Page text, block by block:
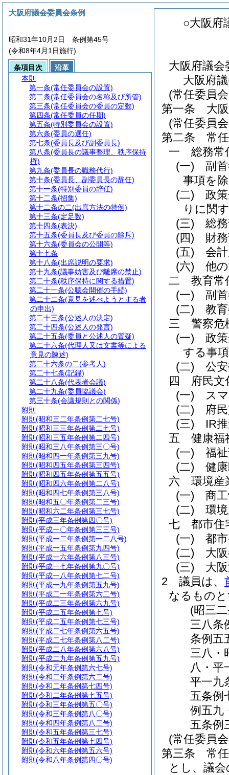
○大阪府
大阪府議
大阪府
(常任委員
第一条
大
(常任委員
第二条
常
一
総務常
(一)
副
事項を
(二)
政
りに関
(三)
総
(四)
財
(五)
会
(六)
他
二
教育常
(一)
副
(二)
教
三
警察危
(一)
政
する事項
(二)
公
四
府民文
(一)
ス
(二)
府
(三)
IR
五
健康福
(一)
福
(二)
健
六
環境産
(一)
商
(二)
環
七
都市住
(一)
都
(二)
大
(三)
大
2
議員は、
なるもの
(昭三
三八条
条例五
三八・
八・平
平一九
五条例
例五九
五条例
(常任委員
第三条
常
とし、議
大阪府議会委員会条例
昭和31年10月2日 条例第45号
(令和8年4月1日施行)
条項目次
沿革
本則
第一条(常任委員会の設置)
第二条(常任委員会の名称及び所管)
第三条(常任委員会の委員の定数)
第四条(常任委員の任期)
第五条(特別委員会の設置)
第六条(委員の選任)
第七条(委員長及び副委員長)
第八条(委員長の議事整理、秩序保持
権)
第九条(委員長の職務代行)
第十条(委員長、副委員長の辞任)
第十一条(特別委員の辞任)
第十二条(招集)
第十二条の二(出席方法の特例)
第十三条(定足数)
第十四条(表決)
第十五条(委員長及び委員の除斥)
第十六条(委員会の公開等)
第十七条
第十八条(出席説明の要求)
第十九条(議事妨害及び離席の禁止)
第二十条(秩序保持に関する措置)
第二十一条(公聴会開催の手続)
第二十二条(意見を述べようとする者
の申出)
第二十三条(公述人の決定)
第二十四条(公述人の発言)
第二十五条(委員と公述人の質疑)
第二十六条(代理人又は文書等による
意見の陳述)
第二十六条の二(参考人)
第二十七条(記録)
第二十八条(代表者会議)
第二十九条(委員協議会)
第三十条(会議規則との関係)
附則
附則 (昭和三二年条例第二七号)
附則 (昭和三三年条例第二七号)
附則 (昭和三五年条例第二四号)
附則 (昭和三八年条例第三〇号)
附則 (昭和四一年条例第三九号)
附則 (昭和四五年条例第三四号)
附則 (昭和四五年条例第五五号)
附則 (昭和四六年条例第二八号)
附則 (昭和四七年条例第三八号)
附則 (昭和五〇年条例第二三号)
附則 (昭和六二年条例第三七号)
附則 (平成三年条例第四〇号)
附則 (平成一〇年条例第三三号)
附則 (平成一二年条例第一二八号)
附則 (平成一五年条例第九四号)
附則 (平成一六年条例第八三号)
附則 (平成一七年条例第九〇号)
附則 (平成一八年条例第七二号)
附則 (平成一九年条例第五九号)
附則 (平成二一年条例第六二号)
附則 (平成二三年条例第六九号)
附則 (平成二五年条例第七号)
附則 (平成二五年条例第七三号)
附則 (平成二七年条例第六五号)
附則 (平成二七年条例第八二号)
附則 (平成二八年条例第六八号)
附則 (平成二九年条例第五九号)
附則 (令和元年条例第六七号)
附則 (令和二年条例第六二号)
附則 (令和二年条例第七四号)
附則 (令和二年条例第七五号)
附則 (令和三年条例第五〇号)
附則 (令和三年条例第八〇号)
附則 (令和四年条例第八二号)
附則 (令和五年条例第三七号)
附則 (令和五年条例第七四号)
附則 (令和六年条例第五六号)
附則 (令和八年条例第四〇号)